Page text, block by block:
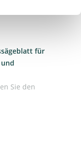
für
Sie den